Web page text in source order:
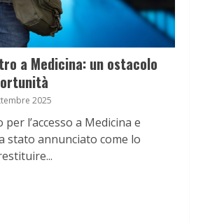
a Medicina: un ostacolo
2025
l’accesso a Medicina e
stato annunciato come lo